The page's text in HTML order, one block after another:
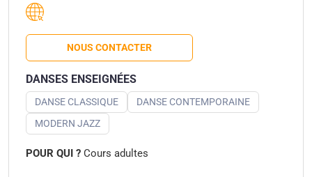
NOUS CONTACTER
DANSES ENSEIGNÉES
DANSE CLASSIQUE
DANSE CONTEMPORAINE
MODERN JAZZ
POUR QUI ? Cours adultes